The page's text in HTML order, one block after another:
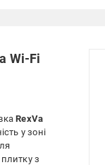
Wi-Fi
RexVa
у зоні
з